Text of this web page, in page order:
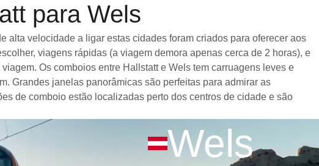
para Wels
alta velocidade a ligar estas cidades foram criados para oferecer aos
viagens rápidas (a viagem demora apenas cerca de 2 horas), e
Os comboios entre Hallstatt e Wels tem carruagens leves e
Grandes janelas panorâmicas são perfeitas para admirar as
de comboio estão localizadas perto dos centros de cidade e são
Wels